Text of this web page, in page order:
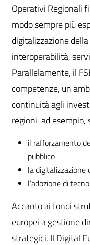
Operativi Regionali
modo sempre più
digitalizzazione
interoperabilità,
Parallelamente, il
competenze, un
continuità agli
regioni, ad
il rafforzamento
pubblico
la digitalizzazione
l’adozione di
Accanto ai fondi
europei a gestione
strategici. Il Digital